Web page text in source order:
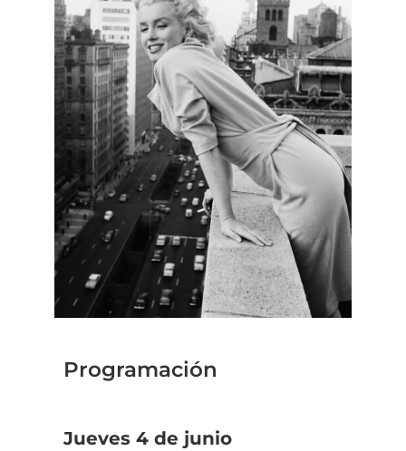
Programación
Jueves 4 de junio